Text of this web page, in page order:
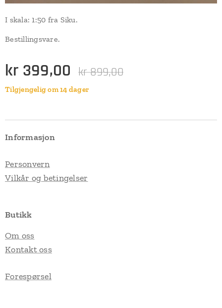
I skala: 1:50 fra Siku.
Bestillingsvare.
kr 399,00 kr899,00
Tilgjengelig om 14 dager
Informasjon
Personvern
Vilkår og betingelser
Butikk
Om oss
Kontakt oss
Forespørsel